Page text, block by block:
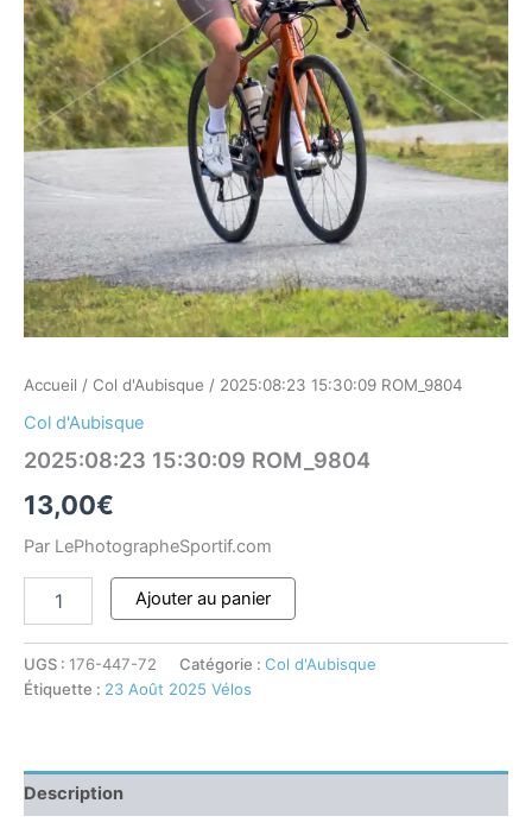
Accueil / Col d'Aubisque / 2025:08:23 15:30:09 ROM_9804
Col d'Aubisque
2025:08:23 15:30:09 ROM_9804
13,00€
Par LePhotographeSportif.com
Ajouter au panier
UGS : 176-447-72 Catégorie : Col d'Aubisque
Étiquette : 23 Août 2025 Vélos
Description